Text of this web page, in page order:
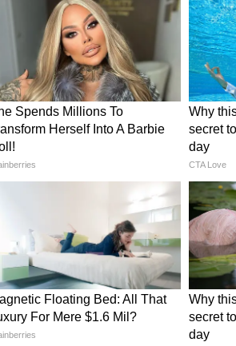
क्षेत्र की सुरक्षा व्यवस्था पर पड़
रहा है, वहीं जापान अपनी रक्षा
की सुरक्षा राजनीति किस दिशा में
शामिल रहेगा।
भी पढ़ें:पहले अभिषेक और अब कल्याण